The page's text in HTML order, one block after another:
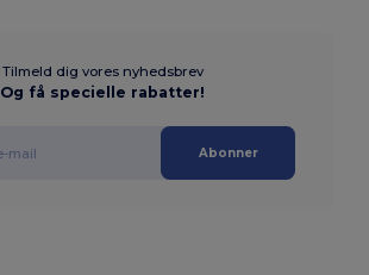
Tilmeld dig vores nyhedsbrev
Og få specielle rabatter!
Abonner